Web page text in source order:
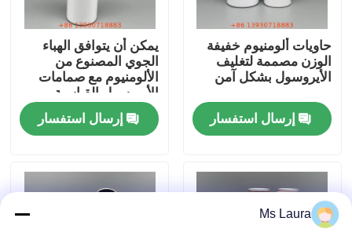
مراقبة الجودة
اتصل بنا
أخبار
صمام غاز البوتان
حاويات ألومنيوم خفيفة
الوزن مصممة لتغليف
الأيروسول بشكل آمن
إرسال استفسار
يمكن أن يتوافق الهباء
الجوي المصنوع من
الألومنيوم مع صمامات
الأيروسول القياسية
وأغطية الرش
إرسال استفسار
Ms Laura